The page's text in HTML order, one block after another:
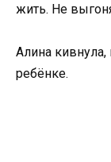
жить. Не
Алина кивнула,
ребёнке.